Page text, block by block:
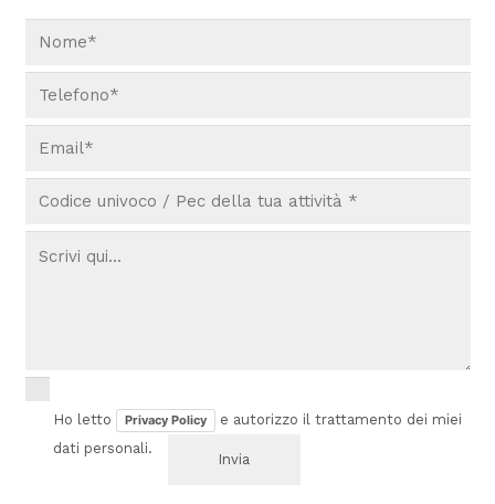
Ho letto Privacy Policy
e autorizzo il trattamento dei miei
dati personali.